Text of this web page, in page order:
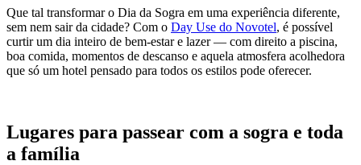
Que tal transformar o Dia da Sogra em uma experiência diferente,
sem nem sair da cidade? Com o Day Use do Novotel, é possível
curtir um dia inteiro de bem-estar e lazer — com direito a piscina,
boa comida, momentos de descanso e aquela atmosfera acolhedora
que só um hotel pensado para todos os estilos pode oferecer.
Lugares para passear com a sogra e toda
a família